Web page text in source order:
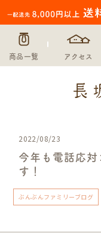
商品一覧 アクセス
2022/08/23
今年も電話応対
す！
ぶんぶんファミリーブログ